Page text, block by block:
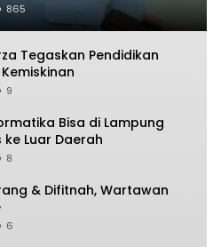
865
Tegaskan Pendidikan
9
Bisa di Lampung
Luar Daerah
8
& Difitnah, Wartawan
6